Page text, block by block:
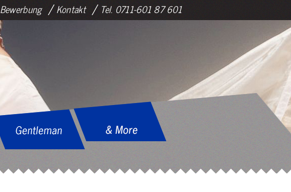
Bewerbung Kontakt Tel. 0711-601 87 601